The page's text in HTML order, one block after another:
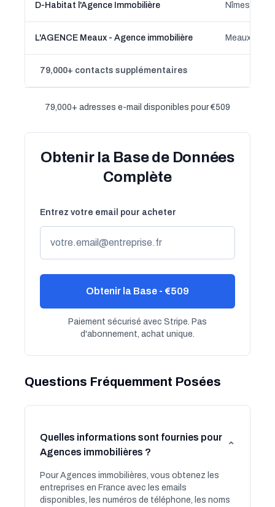
D-Habitat l'Agence Immobilière Nîmes,
L'AGENCE Meaux - Agence immobilière Meaux, Île-
79,000+ contacts supplémentaires
79,000+ adresses e-mail disponibles pour €509
Obtenir la Base de Données
Complète
Entrez votre email pour acheter
Obtenir la Base - €509
Paiement sécurisé avec Stripe. Pas
d'abonnement, achat unique.
Questions Fréquemment Posées
Quelles informations sont fournies pour
Agences immobilières ?
⌄
Pour Agences immobilières, vous obtenez les
entreprises en France avec les emails
disponibles, les numéros de téléphone, les noms